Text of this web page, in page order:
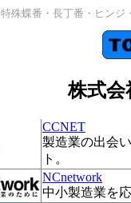
特殊蝶番・長丁番・ヒンジ
株式
CCNET
製造業の出会
ト。
NCnetwork
中小製造業を